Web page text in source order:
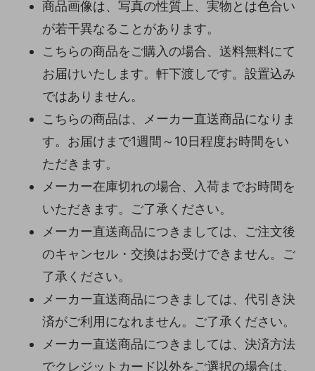
商品画像は、写真の性質上、実物とは色合い
が若干異なることがあります。
こちらの商品をご購入の場合、送料無料にて
お届けいたします。軒下渡しです。設置込み
ではありません。
こちらの商品は、メーカー直送商品になりま
す。お届けまで1週間～10日程度お時間をい
ただきます。
メーカー在庫切れの場合、入荷までお時間を
いただきます。ご了承ください。
メーカー直送商品につきましては、ご注文後
のキャンセル・交換はお受けできません。ご
了承ください。
メーカー直送商品につきましては、代引き決
済がご利用になれません。ご了承ください。
メーカー直送商品につきましては、決済方法
でクレジットカード以外をご選択の場合は、